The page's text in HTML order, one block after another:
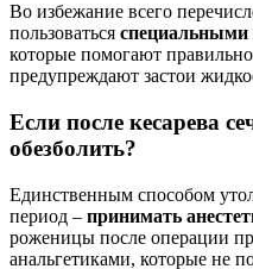
Во избежание всего
пользоваться
которые помогают
предупреждают застои
Если после кесарева
обезболить?
Единственным способом
период – принимать
роженицы после операции
анальгетиками, которые не